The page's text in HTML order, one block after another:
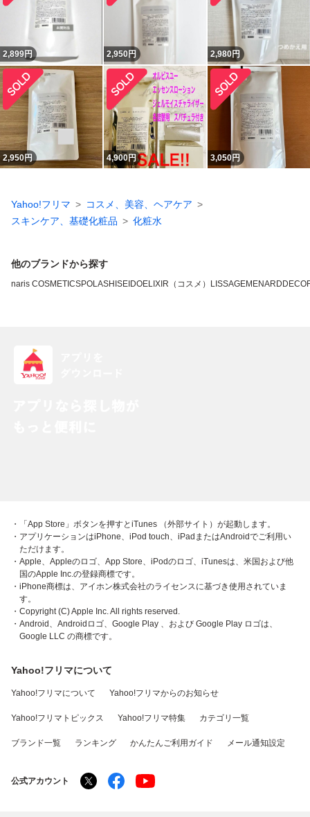
2,899円 2,950円 2,980円
2,950円 4,900円 3,050円
Yahoo!フリマ
コスメ、美容、ヘアケア
スキンケア、基礎化粧品
化粧水
他のブランドから探す
naris COSMETICSPOLASHISEIDOELIXIR（コスメ） LISSAGEMENARD
・「App Store」ボタンを押すとiTunes （外部サイト）が起動します。
・アプリケーションはiPhone、iPod touch、iPadまたはAndroidでご利用い
ただけます。
・Apple、Appleのロゴ、App Store、iPodのロゴ、iTunesは、米国および他
国のApple Inc.の登録商標です。
・iPhone商標は、アイホン株式会社のライセンスに基づき使用されていま
す。
・Copyright (C) Apple Inc. All rights reserved.
・Android、Androidロゴ、Google Play 、および Google Play ロゴは、
Google LLC の商標です。
Yahoo!フリマについて
Yahoo!フリマについて Yahoo!フリマからのお知らせ
Yahoo!フリマトピックス Yahoo!フリマ特集 カテゴリ一覧
ブランド一覧 ランキング かんたんご利用ガイド メール通知設定
公式アカウント